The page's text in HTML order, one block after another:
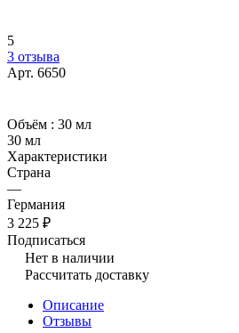
5
3 отзыва
Арт. 6650
Объём : 30 мл
30 мл
Характеристики
Страна
—
Германия
3 225 ₽
Подписаться
Нет в наличии
Рассчитать доставку
Описание
Отзывы